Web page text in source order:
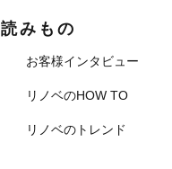
読みもの
お客様インタビュー
リノベのHOW TO
リノベのトレンド